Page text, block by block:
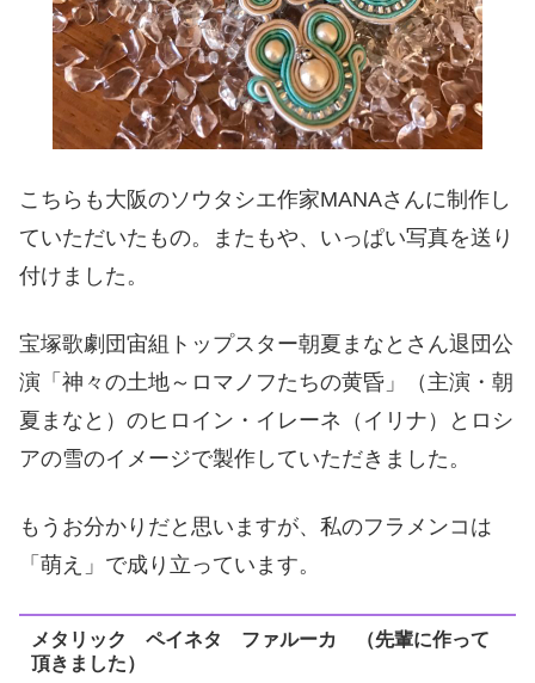
こちらも大阪のソウタシエ作家MANAさんに制作し
ていただいたもの。またもや、いっぱい写真を送り
付けました。
宝塚歌劇団宙組トップスター朝夏まなとさん退団公
演「神々の土地～ロマノフたちの黄昏」（主演・朝
夏まなと）のヒロイン・イレーネ（イリナ）とロシ
アの雪のイメージで製作していただきました。
もうお分かりだと思いますが、私のフラメンコは
「萌え」で成り立っています。
メタリック ペイネタ ファルーカ （先輩に作って
頂きました）